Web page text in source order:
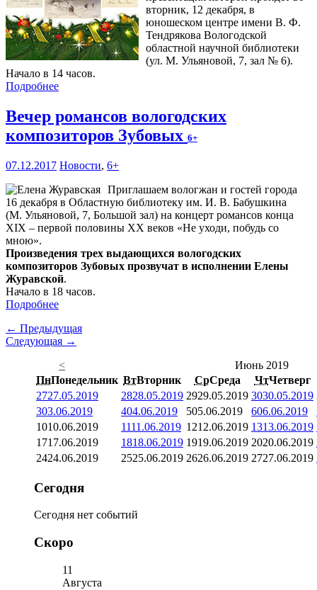
вторник, 12 декабря, в
юношеском центре имени В. Ф.
Тендрякова Вологодской
областной научной библиотеки
(ул. М. Ульяновой, 7, зал № 6).
Начало в 14 часов.
Подробнее
Вечер романсов вологодских
композиторов Зубовых 6+
07.12.2017 Новости, 6+
Приглашаем вологжан и гостей города
16 декабря в Областную библиотеку им. И. В. Бабушкина
(М. Ульяновой, 7, Большой зал) на концерт романсов конца
XIX – первой половины XX веков «Не уходи, побудь со
мною».
Произведения трех выдающихся вологодских
композиторов Зубовых прозвучат в исполнении Елены
Журавской.
Начало в 18 часов.
Подробнее
← Предыдущая
Следующая →
<
Июнь 2019
ПнПонедельник ВтВторник СрСреда ЧтЧетверг
2727.05.2019 2828.05.2019 2929.05.2019 3030.05.2019
303.06.2019 404.06.2019 505.06.2019 606.06.2019
1010.06.2019 1111.06.2019 1212.06.2019 1313.06.2019
1717.06.2019 1818.06.2019 1919.06.2019 2020.06.2019
2424.06.2019 2525.06.2019 2626.06.2019 2727.06.2019
Сегодня
Сегодня нет событий
Скоро
11
Августа